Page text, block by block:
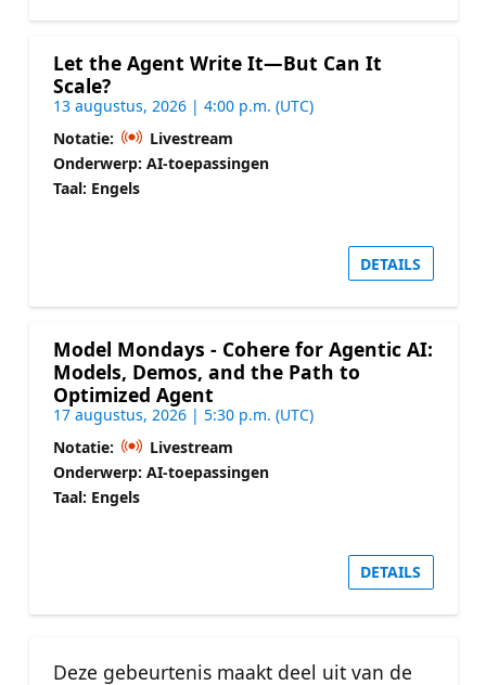
Let the Agent Write It—But Can It
Scale?
13 augustus, 2026 | 4:00 p.m. (UTC)
Notatie:
Livestream
Onderwerp: AI-toepassingen
Taal: Engels
DETAILS
Model Mondays - Cohere for Agentic AI:
Models, Demos, and the Path to
Optimized Agent
17 augustus, 2026 | 5:30 p.m. (UTC)
Notatie:
Livestream
Onderwerp: AI-toepassingen
Taal: Engels
DETAILS
Deze gebeurtenis maakt deel uit van de